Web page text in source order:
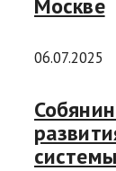
Москве
06.07.2025